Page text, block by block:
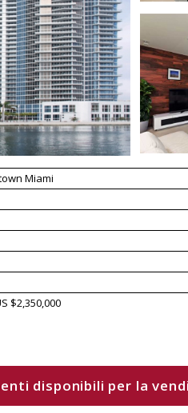
Miami
$2,350,000
disponibili per la